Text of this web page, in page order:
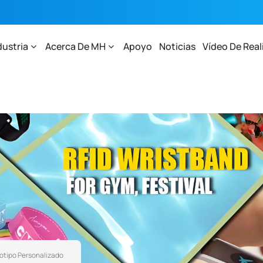
Acerca De MH Apoyo Noticias Vídeo De
Personalizado